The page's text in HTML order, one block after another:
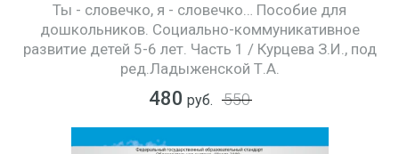
Ты - словечко, я - словечко… Пособие для
дошкольников. Социально-коммуникативное
развитие детей 5-6 лет. Часть 1 / Курцева З.И., под
ред.Ладыженской Т.А.
480 руб. 550